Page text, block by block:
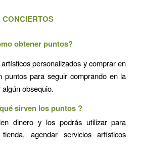
obtener puntos?
personalizados y comprar en
puntos para seguir comprando en la
obsequio.
sirven los puntos ?
dinero y los podrás utilizar para
agendar servicios artísticos